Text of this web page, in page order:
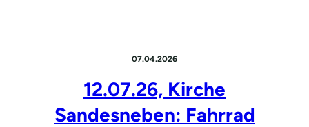
07.04.2026
12.07.26, Kirche
Sandesneben: Fahrrad